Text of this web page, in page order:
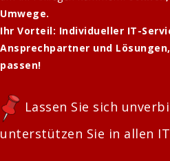
Umwege.
Ihr Vorteil: Individueller IT-
Ansprechpartner und
passen!
Lassen Sie sich
unterstützen Sie in allen